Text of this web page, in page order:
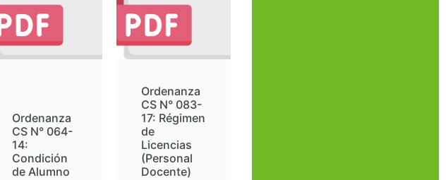
Ordenanza
CS N° 064-
14:
Condición
de Alumno
Ordenanza
CS N° 083-
17: Régimen
de
Licencias
(Personal
Docente)